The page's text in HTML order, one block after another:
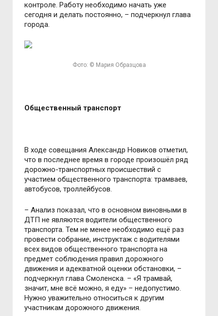
контроле. Работу необходимо начать уже
сегодня и делать постоянно, – подчеркнул глава
города.
Фото: © Мария Образцова
Общественный транспорт
В ходе совещания Александр Новиков отметил,
что в последнее время в городе произошёл ряд
дорожно-транспортных происшествий с
участием общественного транспорта: трамваев,
автобусов, троллейбусов.
– Анализ показал, что в основном виновными в
ДТП не являются водители общественного
транспорта. Тем не менее необходимо ещё раз
провести собрание, инструктаж с водителями
всех видов общественного транспорта на
предмет соблюдения правил дорожного
движения и адекватной оценки обстановки, –
подчеркнул глава Смоленска. – «Я трамвай,
значит, мне всё можно, я еду» – недопустимо.
Нужно уважительно относиться к другим
участникам дорожного движения.